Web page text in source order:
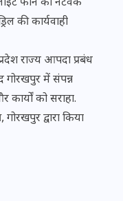
फोन का नेटवर्क
की कार्यवाही
राज्य आपदा प्रबंध
गोरखपुर में संपन्न
को सराहा.
द्वारा किया